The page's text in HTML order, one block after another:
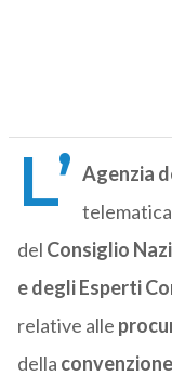
L’ Agenzia
del Consiglio
e degli Esperti
relative alle
della convenzione